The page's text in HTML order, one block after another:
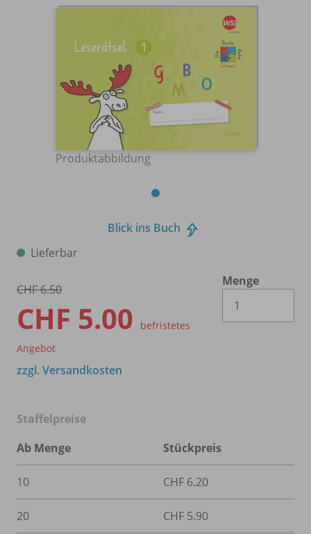
Produktabbildung
Blick ins Buch
Lieferbar
CHF 6.50
CHF 5.00
befristetes
Angebot
Menge
zzgl. Versandkosten
Staffelpreise
Ab Menge
Stückpreis
10 CHF 6.20
20 CHF 5.90